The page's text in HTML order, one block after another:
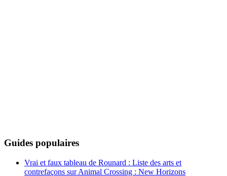
Guides populaires
Vrai et faux tableau de Rounard : Liste des arts et
contrefaçons sur Animal Crossing : New Horizons